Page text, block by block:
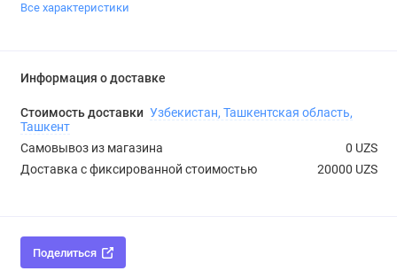
Все характеристики
Информация о доставке
Стоимость доставки Узбекистан, Ташкентская область,
Ташкент
Самовывоз из магазина
0 UZS
Доставка с фиксированной стоимостью
20000 UZS
Поделиться